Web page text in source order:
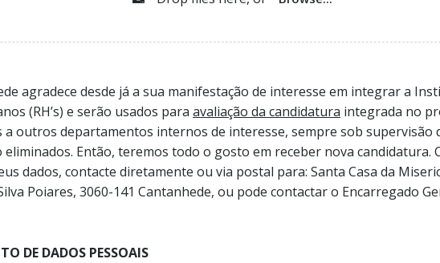
agradece desde já a sua manifestação de interesse em integrar a
(RH’s) e serão usados para avaliação da candidatura integrada no
outros departamentos internos de interesse, sempre sob supervisão
Então, teremos todo o gosto em receber nova candidatura.
dados, contacte diretamente ou via postal para: Santa Casa da
Poiares, 3060-141 Cantanhede, ou pode contactar o Encarregado
DE DADOS PESSOAIS